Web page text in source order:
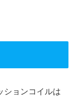
ションコイルは